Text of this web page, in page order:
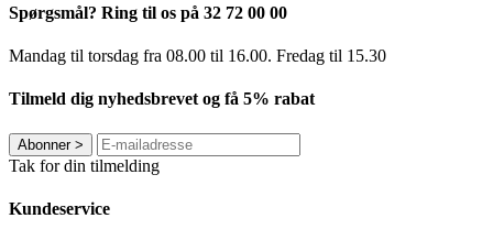
Spørgsmål? Ring til os på 32 72 00 00
Mandag til torsdag fra 08.00 til 16.00. Fredag ​​til 15.30
Tilmeld dig nyhedsbrevet og få 5% rabat
Abonner>
Tak for din tilmelding
Kundeservice